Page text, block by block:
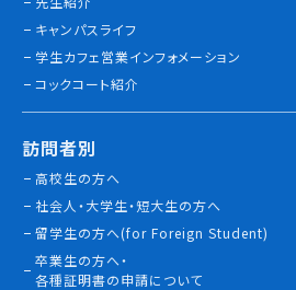
お問い合わせ
キャンパスライフ
学生カフェ営業インフォメーション
コックコート紹介
訪問者別
高校生の方へ
社会人・大学生・短大生の方へ
留学生の方へ(for Foreign Student)
卒業生の方へ・
各種証明書の申請について